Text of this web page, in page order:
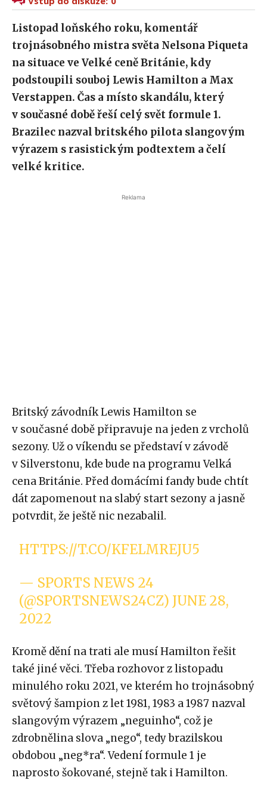
Listopad loňského roku, komentář
trojnásobného mistra světa Nelsona Piqueta
na situace ve Velké ceně Británie, kdy
podstoupili souboj Lewis Hamilton a Max
Verstappen. Čas a místo skandálu, který
v současné době řeší celý svět formule 1.
Brazilec nazval britského pilota slangovým
výrazem s rasistickým podtextem a čelí
velké kritice.
Reklama
Britský závodník Lewis Hamilton se
v současné době připravuje na jeden z vrcholů
sezony. Už o víkendu se představí v závodě
v Silverstonu, kde bude na programu Velká
cena Británie. Před domácími fandy bude chtít
dát zapomenout na slabý start sezony a jasně
potvrdit, že ještě nic nezabalil.
HTTPS://T.CO/KFELMREJU5
— SPORTS NEWS 24
(@SPORTSNEWS24CZ) JUNE 28,
2022
Kromě dění na trati ale musí Hamilton řešit
také jiné věci. Třeba rozhovor z listopadu
minulého roku 2021, ve kterém ho trojnásobný
světový šampion z let 1981, 1983 a 1987 nazval
slangovým výrazem „neguinho“, což je
zdrobnělina slova „nego“, tedy brazilskou
obdobou „neg*ra“. Vedení formule 1 je
naprosto šokované, stejně tak i Hamilton.